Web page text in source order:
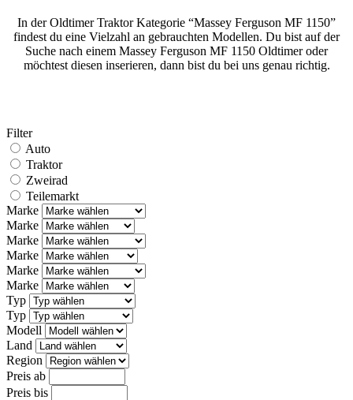
In der Oldtimer Traktor Kategorie “Massey Ferguson MF 1150”
findest du eine Vielzahl an gebrauchten Modellen. Du bist auf der
Suche nach einem Massey Ferguson MF 1150 Oldtimer oder
möchtest diesen inserieren, dann bist du bei uns genau richtig.
Filter
Auto
Traktor
Zweirad
Teilemarkt
Marke
Marke
Marke
Marke
Marke
Marke
Typ
Typ
Modell
Land
Region
Preis ab
Preis bis